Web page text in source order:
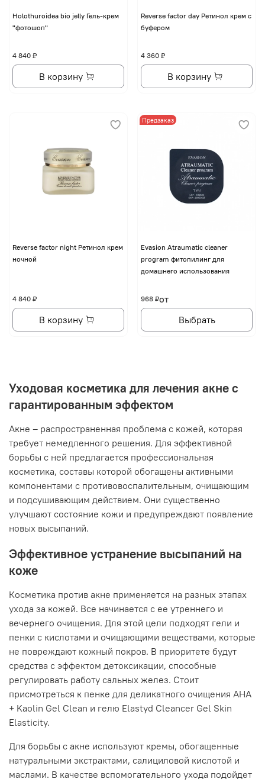
Holothuroidea bio jelly Гель-крем
"фотошоп"
4 840 ₽
В корзину
Reverse factor day Ретинол крем с
буфером
4 360 ₽
В корзину
Reverse factor night Ретинол крем
ночной
4 840 ₽
В корзину
Предзаказ
Evasion Atraumatic cleaner
program фитопилинг для
домашнего использования
от
968 ₽
Выбрать
Уходовая косметика для лечения акне с
гарантированным эффектом
Акне – распространенная проблема с кожей, которая
требует немедленного решения. Для эффективной
борьбы с ней предлагается профессиональная
косметика, составы которой обогащены активными
компонентами с противовоспалительным, очищающим
и подсушивающим действием. Они существенно
улучшают состояние кожи и предупреждают появление
новых высыпаний.
Эффективное устранение высыпаний на
коже
Косметика против акне применяется на разных этапах
ухода за кожей. Все начинается с ее утреннего и
вечернего очищения. Для этой цели подходят гели и
пенки с кислотами и очищающими веществами, которые
не повреждают кожный покров. В приоритете будут
средства с эффектом детоксикации, способные
регулировать работу сальных желез. Стоит
присмотреться к пенке для деликатного очищения AHA
+ Kaolin Gel Clean и гелю Elastyd Cleancer Gel Skin
Elasticity.
Для борьбы с акне используют кремы, обогащенные
натуральными экстрактами, салициловой кислотой и
маслами. В качестве вспомогательного ухода подойдет